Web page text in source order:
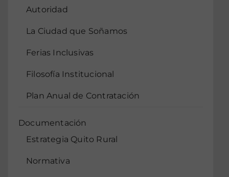
Autoridad
La Ciudad que Soñamos
Ferias Inclusivas
Filosofía Institucional
Plan Anual de Contratación
Documentación
Estrategia Quito Rural
Normativa